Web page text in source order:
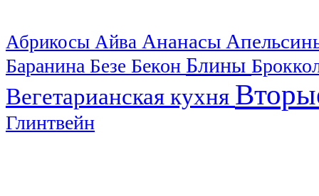
Абрикосы Айва Ананасы
Баранина Безе Бекон Блины
Вегетарианская кухня
Глинтвейн